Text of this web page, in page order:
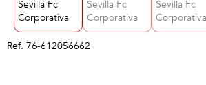
Ref. 76-612056662